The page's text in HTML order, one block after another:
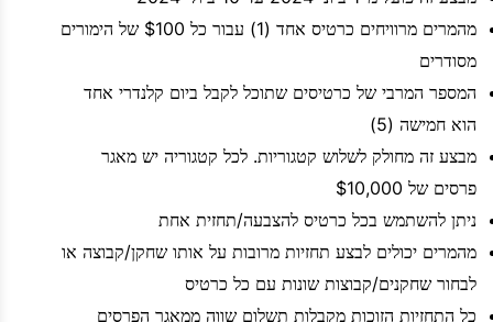
מהמרים מרוויחים כרטיס אחד (1) עבור כל $100 של הימורים
מסודרים
המספר המרבי של כרטיסים שתוכל לקבל ביום קלנדרי אחד
הוא חמישה (5)
מבצע זה מחולק לשלוש קטגוריות. לכל קטגוריה יש מאגר
פרסים של $10,000
ניתן להשתמש בכל כרטיס להצבעה/תחזית אחת
מהמרים יכולים לבצע תחזיות מרובות על אותו שחקן/קבוצה או
לבחור שחקנים/קבוצות שונות עם כל כרטיס
כל התחזיות הזוכות מקבלות תשלום שווה ממאגר הפרסים